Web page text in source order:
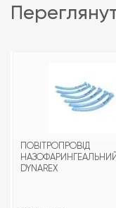
ПОВІТРОПРОВІД
НАЗОФАРИНГЕАЛЬНИЙ
DYNAREX